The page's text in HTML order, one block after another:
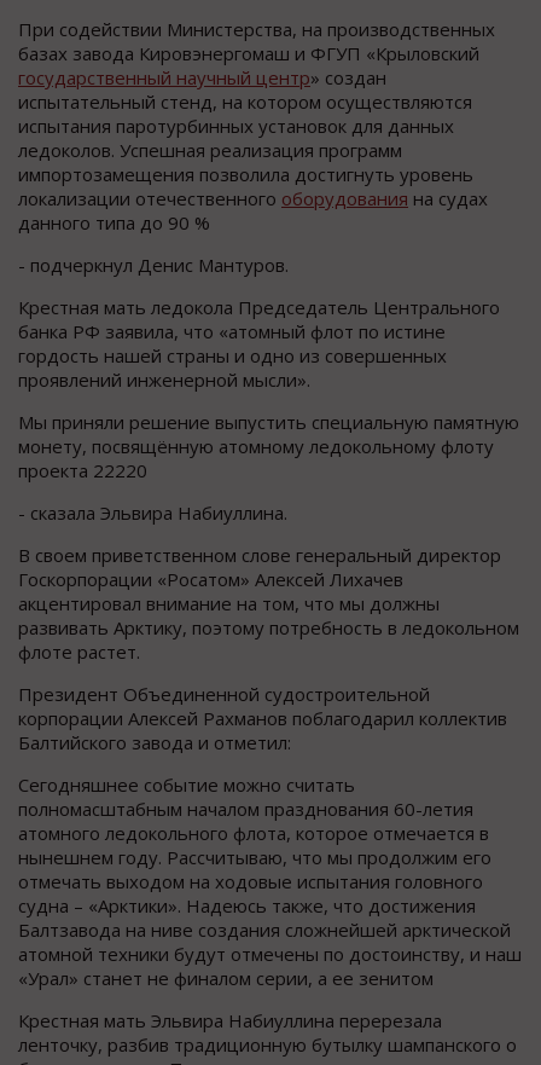
При содействии Министерства, на производственных
базах завода Кировэнергомаш и ФГУП «Крыловский
государственный научный центр» создан
испытательный стенд, на котором осуществляются
испытания паротурбинных установок для данных
ледоколов. Успешная реализация программ
импортозамещения позволила достигнуть уровень
локализации отечественного оборудования на судах
данного типа до 90 %
- подчеркнул Денис Мантуров.
Крестная мать ледокола Председатель Центрального
банка РФ заявила, что «атомный флот по истине
гордость нашей страны и одно из совершенных
проявлений инженерной мысли».
Мы приняли решение выпустить специальную памятную
монету, посвящённую атомному ледокольному флоту
проекта 22220
- сказала Эльвира Набиуллина.
В своем приветственном слове генеральный директор
Госкорпорации «Росатом» Алексей Лихачев
акцентировал внимание на том, что мы должны
развивать Арктику, поэтому потребность в ледокольном
флоте растет.
Президент Объединенной судостроительной
корпорации Алексей Рахманов поблагодарил коллектив
Балтийского завода и отметил:
Сегодняшнее событие можно считать
полномасштабным началом празднования 60-летия
атомного ледокольного флота, которое отмечается в
нынешнем году. Рассчитываю, что мы продолжим его
отмечать выходом на ходовые испытания головного
судна – «Арктики». Надеюсь также, что достижения
Балтзавода на ниве создания сложнейшей арктической
атомной техники будут отмечены по достоинству, и наш
«Урал» станет не финалом серии, а ее зенитом
Крестная мать Эльвира Набиуллина перерезала
ленточку, разбив традиционную бутылку шампанского о